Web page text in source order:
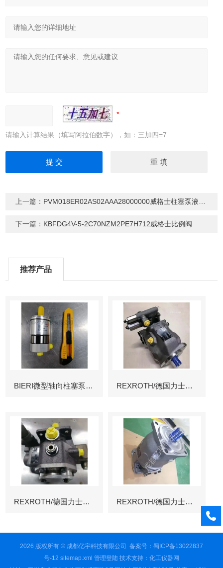
请输入计算结果（填写阿拉伯数字），如：三加四=7
上一篇： PVM018ER02AS02AAA28000000威格士柱塞泵液压油泵
下一篇： KBFDG4V-5-2C70NZM2PE7H712威格士比例阀
推荐产品
BIERI微型轴向柱塞泵AKP REXROTH/德国力士乐叶片泵
REXROTH/德国力士乐叶片泵 REXROTH/德国力士乐变量柱塞泵冶金
2026 版权所有 © 成都亿宇科技有限公司 备案号：蜀ICP备13022837
号-12 sitemap.xml 管理登陆技术支持： 化工仪器网